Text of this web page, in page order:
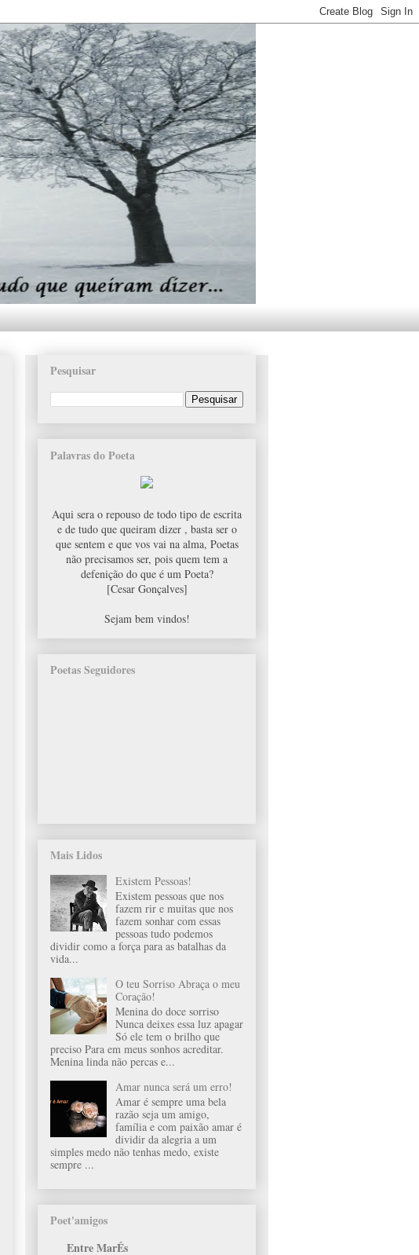
Pesquisar
Palavras do Poeta
Aqui sera o repouso de todo tipo de escrita
e de tudo que queiram dizer , basta ser o
que sentem e que vos vai na alma, Poetas
não precisamos ser, pois quem tem a
defenição do que é um Poeta?
[Cesar Gonçalves]
Sejam bem vindos!
Poetas Seguidores
Mais Lidos
Existem Pessoas!
Existem pessoas que nos
fazem rir e muitas que nos
fazem sonhar com essas
pessoas tudo podemos
dividir como a força para as batalhas da
vida...
O teu Sorriso Abraça o meu
Coração!
Menina do doce sorriso
Nunca deixes essa luz apagar
Só ele tem o brilho que
preciso Para em meus sonhos acreditar.
Menina linda não percas e...
Amar nunca será um erro!
Amar é sempre uma bela
razão seja um amigo,
família e com paixão amar é
dividir da alegria a um
simples medo não tenhas medo, existe
sempre ...
Poet'amigos
Entre MarÉs